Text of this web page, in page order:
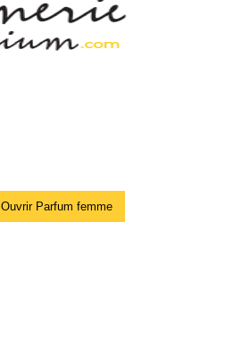
Ouvrir Parfum femme